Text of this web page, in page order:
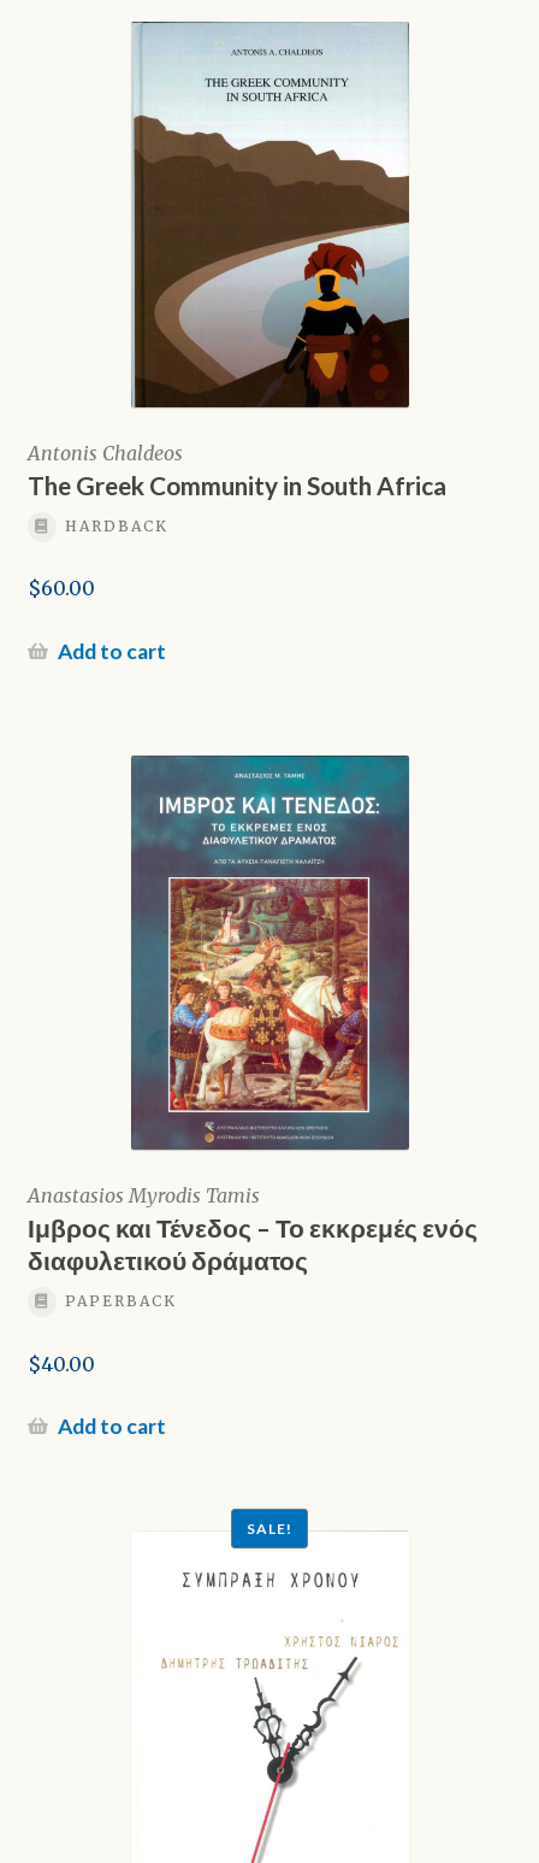
Antonis Chaldeos
The Greek Community in South Africa
HARDBACK
$60.00
Add to cart
Anastasios Myrodis Tamis
Ιμβρος και Τένεδος – Το εκκρεμές ενός
διαφυλετικού δράματος
PAPERBACK
$40.00
Add to cart
SALE!